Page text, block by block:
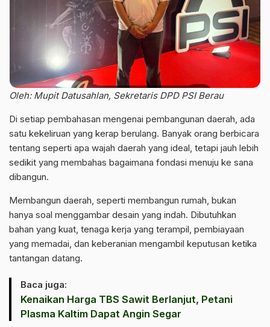
Oleh: Mupit Datusahlan, Sekretaris DPD PSI Berau
Di setiap pembahasan mengenai pembangunan daerah, ada
satu kekeliruan yang kerap berulang. Banyak orang berbicara
tentang seperti apa wajah daerah yang ideal, tetapi jauh lebih
sedikit yang membahas bagaimana fondasi menuju ke sana
dibangun.
Membangun daerah, seperti membangun rumah, bukan
hanya soal menggambar desain yang indah. Dibutuhkan
bahan yang kuat, tenaga kerja yang terampil, pembiayaan
yang memadai, dan keberanian mengambil keputusan ketika
tantangan datang.
Baca juga:
Kenaikan Harga TBS Sawit Berlanjut, Petani
Plasma Kaltim Dapat Angin Segar